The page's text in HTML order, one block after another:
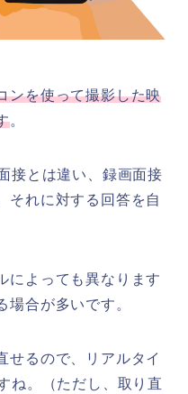
ンを使って撮影した映
。
接とは違い、録画面接
それに対する回答を自
によっても異なります
場合が多いです。
せるので、リアルタイ
ね。（ただし、取り直